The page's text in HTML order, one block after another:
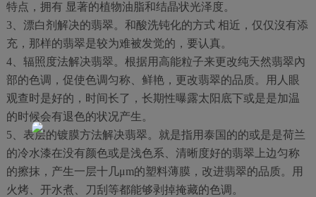
特点，拥有 显著的植物油脂和结晶状光泽度。
3、漂白剂解决的翡翠。和酸洗钝化的方式 相近，仅仅沒有添
充，那样的翡翠是较为难被发觉的，要认真。
4、辐照度法解决翡翠。根据用高能粒子来更改纯天然翡翠內
部的色调，促使色调匀称、鲜艳，更改翡翠的品质。用人眼
观查时是好的，时间长了，长期性曝露太阳底下或是是加温
的时候会有退色的状况产生。
5、表层的镀膜方法解决翡翠。就是指用泰国的的或是是荷兰
的冷水漆在没有颜色或是浅色系、清晰度好的翡翠上边匀称
的擦抹，产生一层十几μm的塑料薄膜，改进翡翠的品质。用
火烤、开水煮、刀刮等都能够剥掉掩藏的色调。